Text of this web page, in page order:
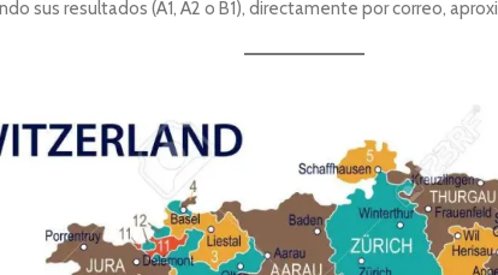
sus resultados (A1, A2 o B1), directamente por correo,